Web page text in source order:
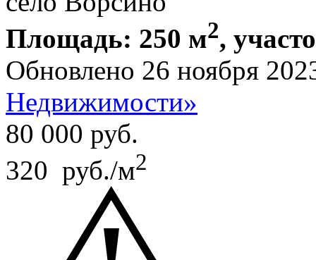
Площадь: 250 м2,
Обновлено 26 ноября
Недвижимости»
80 000 руб.
320 руб./м2